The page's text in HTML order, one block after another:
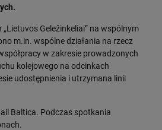
Geležinkeliai” na wspólnym
m.in. wspólne działania na rzecz
w zakresie prowadzonych
kolejowego na odcinkach
udostępnienia i utrzymana linii
Baltica. Podczas spotkania